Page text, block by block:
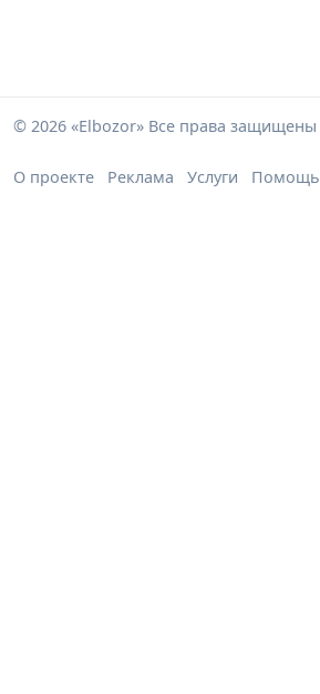
© 2026 «Elbozor» Все права защищены
О проекте Реклама Услуги Помощь